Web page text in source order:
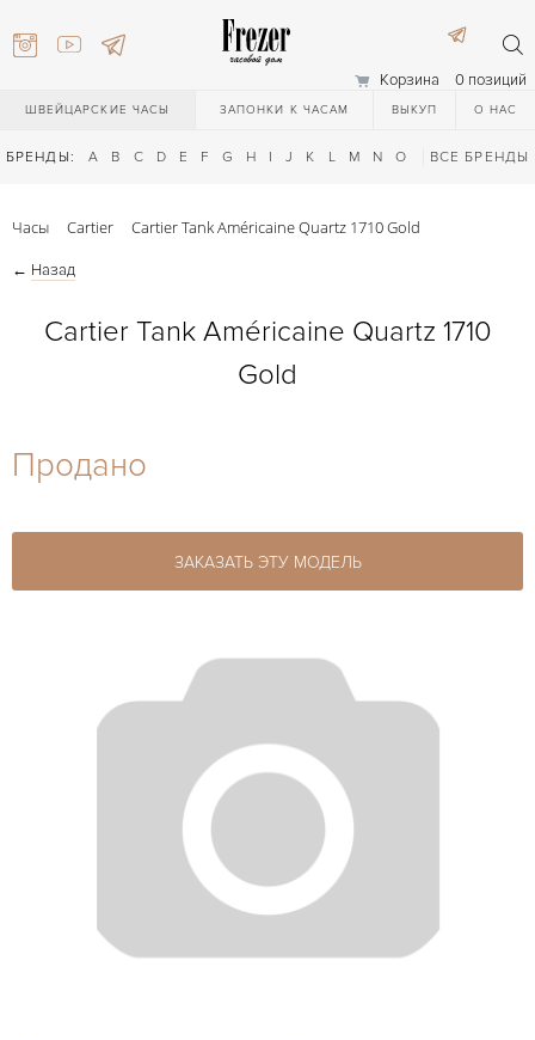
Корзина 0 позиций
ШВЕЙЦАРСКИЕ ЧАСЫ ЗАПОНКИ К ЧАСАМ ВЫКУП О НАС
БРЕНДЫ: A B C D E F G H I J K L M N O Q R S T
ВСЕ БРЕНДЫ
27-44
Часы Cartier Cartier Tank Américaine Quartz 1710 Gold
← Назад
Cartier Tank Américaine Quartz 1710
Gold
Продано
ЗАКАЗАТЬ ЭТУ МОДЕЛЬ